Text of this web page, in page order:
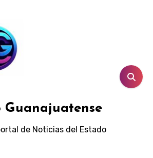
Guanajuatense
de Noticias del Estado